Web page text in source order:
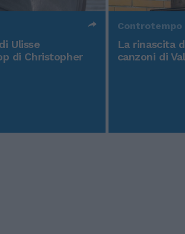
Ulisse
di Christopher
Controtempo
La rinascita
canzoni di